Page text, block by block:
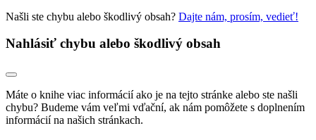
Našli ste chybu alebo škodlivý obsah? Dajte nám, prosím, vedieť!
Nahlásiť chybu alebo škodlivý obsah
Máte o knihe viac informácií ako je na tejto stránke alebo ste našli
chybu? Budeme vám veľmi vďační, ak nám pomôžete s doplnením
informácií na našich stránkach.